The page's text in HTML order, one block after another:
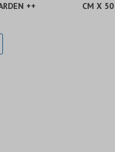
++
CM X